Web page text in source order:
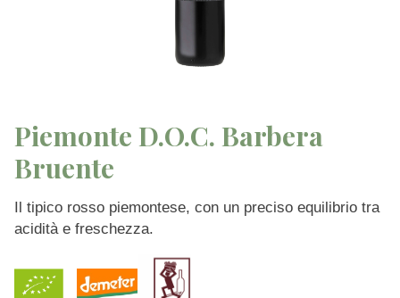
Piemonte D.O.C. Barbera
Bruente
Il tipico rosso piemontese, con un preciso equilibrio tra
acidità e freschezza.